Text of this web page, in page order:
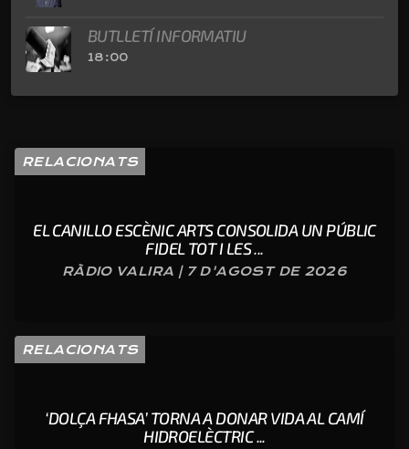
BUTLLETÍ INFORMATIU
18:00
RELACIONATS
EL CANILLO ESCÈNIC ARTS CONSOLIDA UN PÚBLIC
FIDEL TOT I LES ...
RÀDIO VALIRA | 7 D'AGOST DE 2026
RELACIONATS
‘DOLÇA FHASA’ TORNA A DONAR VIDA AL CAMÍ
HIDROELÈCTRIC ...